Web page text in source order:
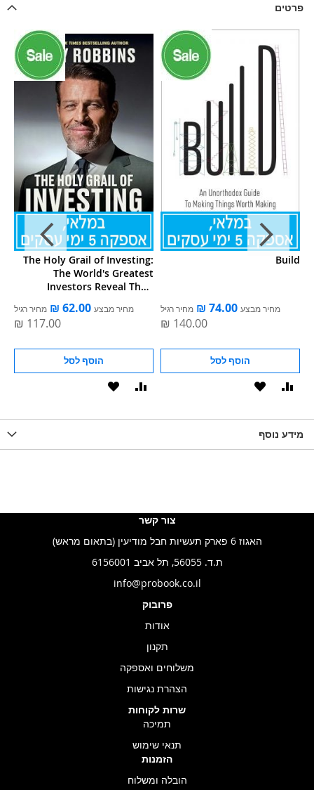
פרטים
The Holy Grail of Investing:
The World's Greatest
Investors Reveal Their
מחיר מבצע מחיר רגיל
הוסף לסל
הוסף
Build
מחיר מבצע מחיר רגיל
הוסף לסל
הוסף
מידע נוסף
צור קשר
האגוז 6 פארק תעשיות חבל מודיעין (בתאום מראש)
ת.ד. 56055, תל אביב 6156001
info@probook.co.il
פרובוק
אודות
תקנון
משלוחים ואספקה
הצהרת נגישות
שרות לקוחות
תמיכה
תנאי שימוש
הזמנות
הובלה ומשלוח